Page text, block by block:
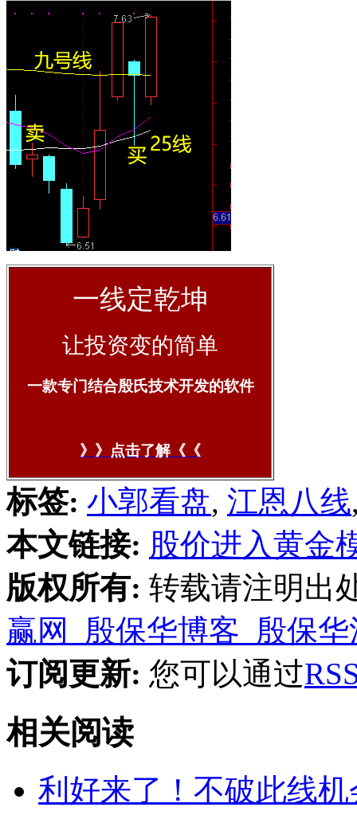
一线定乾坤
让投资变的简单
一款专门结合殷氏技术开发的软件
》》点击了解《《
标签: 小郭看盘, 江恩八线
本文链接: 股价进入黄金
版权所有: 转载请注明出
赢网_殷保华博客_殷保
订阅更新: 您可以通过
相关阅读
利好来了！不破此线机